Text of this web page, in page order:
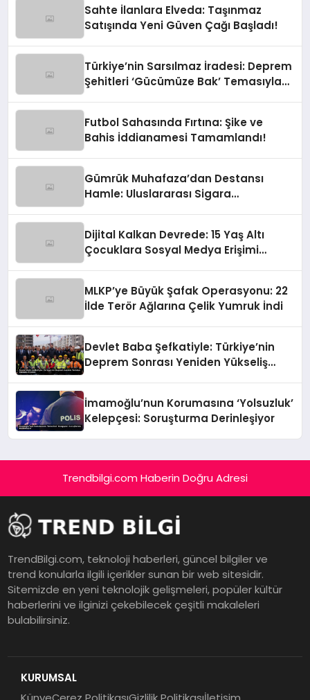
Sahte İlanlara Elveda: Taşınmaz
Satışında Yeni Güven Çağı Başladı!
Türkiye’nin Sarsılmaz İradesi: Deprem
Şehitleri ‘Gücümüze Bak’ Temasıyla
Futbol Sahasında Fırtına: Şike ve
Bahis İddianamesi Tamamlandı!
Gümrük Muhafaza’dan Destansı
Hamle: Uluslararası Sigara
Dijital Kalkan Devrede: 15 Yaş Altı
Çocuklara Sosyal Medya Erişimi
MLKP’ye Büyük Şafak Operasyonu: 22
İlde Terör Ağlarına Çelik Yumruk İndi
Devlet Baba Şefkatiyle: Türkiye’nin
Deprem Sonrası Yeniden Yükseliş
İmamoğlu’nun Korumasına ‘Yolsuzluk’
Kelepçesi: Soruşturma Derinleşiyor
Trendbilgi.com Haberin Doğru Adresi
TrendBilgi.com, teknoloji haberleri, güncel bilgiler ve
trend konularla ilgili içerikler sunan bir web sitesidir.
Sitemizde en yeni teknolojik gelişmeleri, popüler kültür
haberlerini ve ilginizi çekebilecek çeşitli makaleleri
bulabilirsiniz.
KURUMSAL